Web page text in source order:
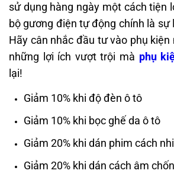
sử dụng hàng ngày một cách tiện
bộ gương điện tự động chính là sự
Hãy cân nhắc đầu tư vào phụ
những lợi ích vượt trội mà phụ
lại!
Giảm 10% khi độ đèn ô tô
Giảm 10% khi bọc ghế da ô tô
Giảm 20% khi dán phim cách
Giảm 20% khi dán cách âm